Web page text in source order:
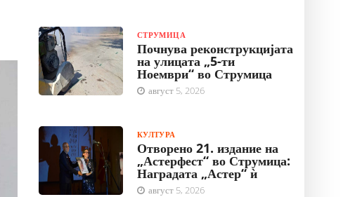
СТРУМИЦА
Почнува реконструкцијата
на улицата „5-ти
Ноември“ во Струмица
август 5, 2026
КУЛТУРА
Отворено 21. издание на
„Астерфест“ во Струмица:
Наградата „Астер“ ѝ
август 5, 2026